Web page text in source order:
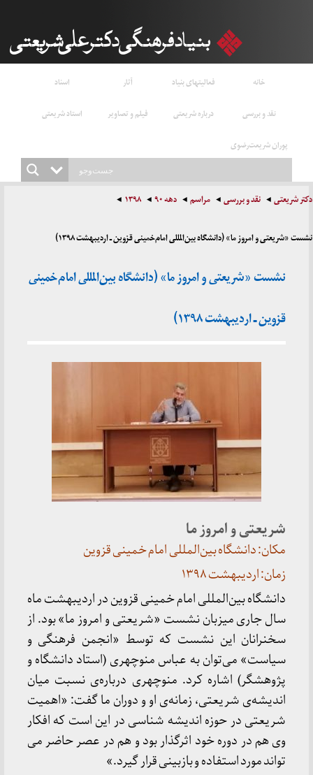
خانه فعالیتهای بنیاد آثار
اسناد
نقد و بررسی
درباره شریعتی فیلم و تصاویر
استاد شریعتی
پوران شریعت‌رضوی
دکتر شریعتی نقد و بررسی مراسم دهه ۹۰ ۱۳۹۸
نشست «شریعتی و امروز ما» (دانشگاه بین‌المللی امام‌خمینی قزوین ـ اردیبهشت ۱۳۹۸)
نشست «شریعتی و امروز ما» (دانشگاه بین‌المللی امام‌خمینی
قزوین ـ اردیبهشت ۱۳۹۸)
شریعتی و امروز ما
مکان: دانشگاه بین‌المللی امام خمینی قزوین
زمان: اردیبهشت ۱۳۹۸
دانشگاه بین‌المللی امام خمینی قزوین در اردیبهشت ماه
سال جاری میزبان نشست «شریعتی و امروز ما» بود. از
سخنرانان این نشست که توسط «انجمن فرهنگی و
سیاست» می‌توان به عباس منوچهری (استاد دانشگاه و
پژوهشگر) اشاره کرد. منوچهری درباره‌ی نسبت میان
اندیشه‌ی شریعتی، زمانه‌ی او و دوران ما گفت: «اهمیت
شریعتی در حوزه اندیشه شناسی در این است كه افكار
وی هم در دوره خود اثرگذار بود و هم در عصر حاضر می
تواند مورد استفاده و بازبینی قرار گیرد.»